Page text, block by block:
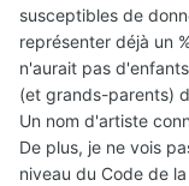
susceptibles de
représenter déjà un
n'aurait pas
(et grands-parents)
Un nom d'artiste
De plus, je ne vois
niveau du Code de